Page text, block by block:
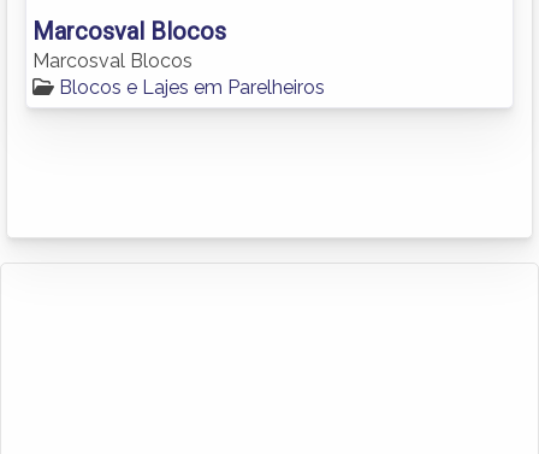
Marcosval Blocos
Marcosval Blocos
Blocos e Lajes em Parelheiros